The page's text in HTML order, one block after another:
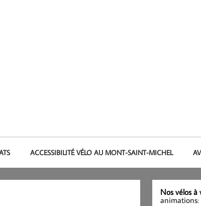
ACCESSIBILITÉ VÉLO AU MONT-SAINT-MICHEL
Nos vélos à
animations: